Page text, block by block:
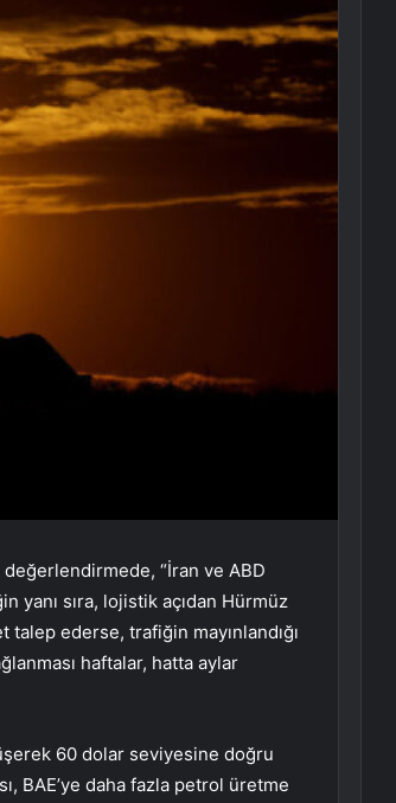
“İran ve ABD
yanı sıra, lojistik açıdan Hürmüz
talep ederse, trafiğin mayınlandığı
haftalar, hatta aylar
60 dolar seviyesine doğru
BAE’ye daha fazla petrol üretme